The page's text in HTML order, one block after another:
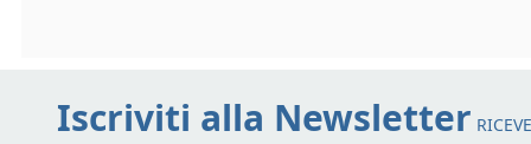
Iscriviti alla Newsletter